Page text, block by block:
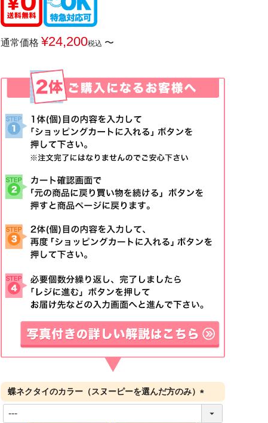
通常価格 ¥24,200税込 〜
蝶ネクタイのカラー（スヌーピーを選んだ方のみ）
(